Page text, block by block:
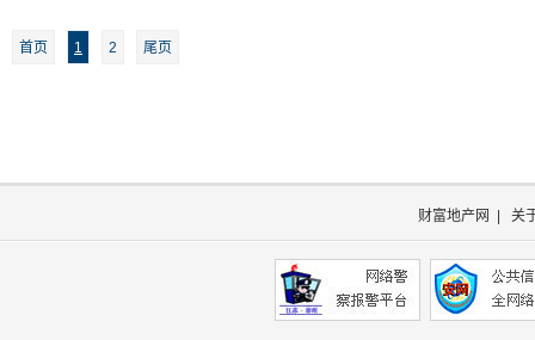
首页 1 2 尾页
财富地产网 关